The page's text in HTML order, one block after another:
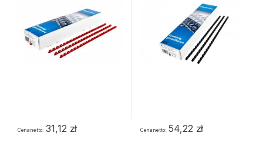
Cena netto 31,12 zł Cena netto 54,22 zł